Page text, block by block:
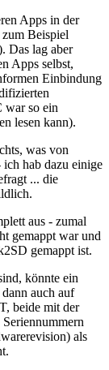
Apps in der
Beispiel
Das lag aber
Apps selbst,
Einbindung
war so ein
lesen kann).
was von
ich hab dazu einige
... die
aus - zumal
gemappt war und
gemappt ist.
könnte ein
auch auf
beide mit der
als